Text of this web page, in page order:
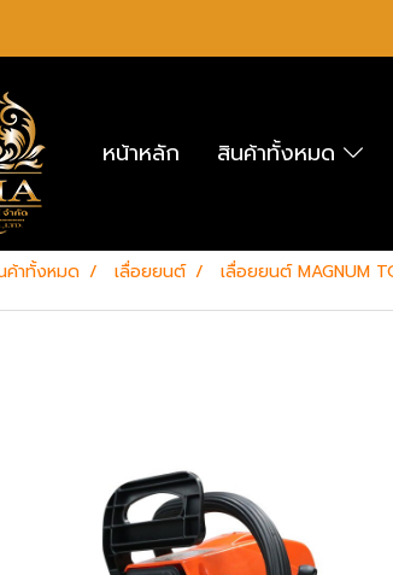
หน้าหลัก สินค้าทั้งหมด
ค้าทั้งหมด เลื่อยยนต์ เลื่อยยนต์ MAGNUM